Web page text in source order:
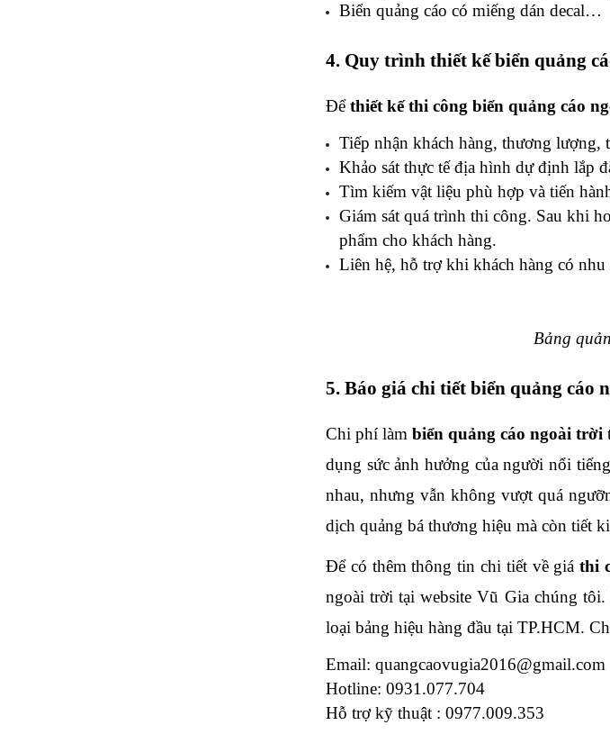
Biển quảng cáo có miếng dán decal…
4. Quy trình thiết kế biển quảng
Để thiết kế thi công biển quảng cáo
Tiếp nhận khách hàng, thương lượng,
Khảo sát thực tế địa hình dự định lắp
Tìm kiếm vật liệu phù hợp và tiến
Giám sát quá trình thi công. Sau khi
phẩm cho khách hàng.
Liên hệ, hỗ trợ khi khách hàng có nhu
Bảng
5. Báo giá chi tiết biển quảng cáo
Chi phí làm biển quảng cáo ngoài trời
dụng sức ảnh hưởng của người nổi
nhau, nhưng vẫn không vượt quá
dịch quảng bá thương hiệu mà còn tiết
Để có thêm thông tin chi tiết về giá thi
ngoài trời tại website Vũ Gia chúng
loại bảng hiệu hàng đầu tại TP.HCM.
Email: quangcaovugia2016@gmail.com
Hotline: 0931.077.704
Hỗ trợ kỹ thuật : 0977.009.353